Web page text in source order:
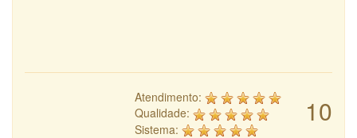
10
Atendimento:
Qualidade:
Sistema: